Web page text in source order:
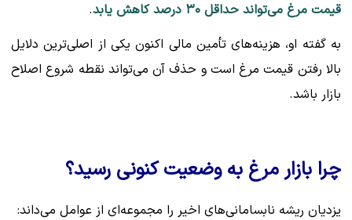
قیمت مرغ می‌تواند حداقل ۳۰ درصد کاهش یابد
.
به گفته او، هزینه‌های تأمین مالی اکنون یکی از اصلی‌ترین دلایل
بالا رفتن قیمت مرغ است و حذف آن می‌تواند نقطه شروع اصلاح
بازار باشد.
چرا بازار مرغ به وضعیت کنونی رسید؟
یزدیان ریشه نابسامانی‌های اخیر را مجموعه‌ای از عوامل می‌داند: